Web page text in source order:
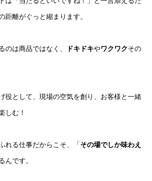
距離がぐっと縮まります。
のは商品ではなく、 ドキドキやワクワクその
役として、現場の空気を創り、お客様と一緒
しむ！
れる仕事だからこそ、「その場でしか味わえ
んです。